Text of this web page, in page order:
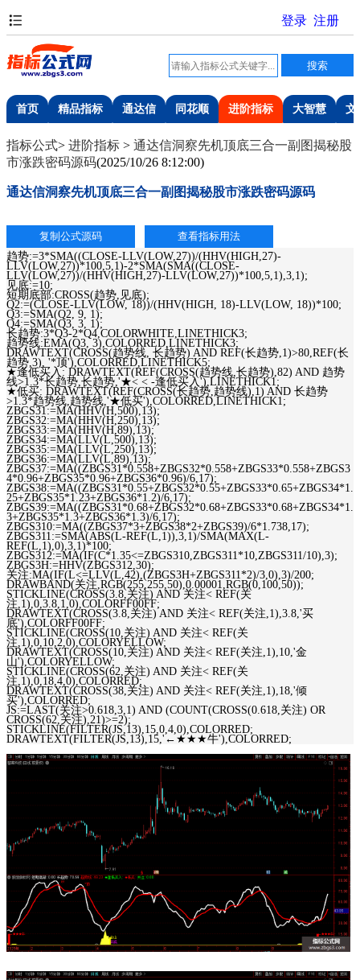
首页 精品指标 通达信 同花顺 进阶指标 大智慧 文
指标公式> 进阶指标 > 通达信洞察先机顶底三合一副图揭秘股
市涨跌密码源码(2025/10/26 8:12:00)
通达信洞察先机顶底三合一副图揭秘股市涨跌密码源码
趋势:=3*SMA((CLOSE-LLV(LOW,27))/(HHV(HIGH,27)-
LLV(LOW,27))*100,5,1)-2*SMA(SMA((CLOSE-
LLV(LOW,27))/(HHV(HIGH,27)-LLV(LOW,27))*100,5,1),3,1);
见底:=10;
短期底部:CROSS(趋势,见底);
Q2:=(CLOSE-LLV(LOW, 18))/(HHV(HIGH, 18)-LLV(LOW, 18))*100;
Q3:=SMA(Q2, 9, 1);
Q4:=SMA(Q3, 3, 1);
长趋势:3*Q3-2*Q4,COLORWHITE,LINETHICK3;
趋势线:EMA(Q3, 3),COLORRED,LINETHICK3;
DRAWTEXT(CROSS(趋势线, 长趋势) AND REF(长趋势,1)>80,REF(长
趋势,3), '*顶'),COLORRED,LINETHICK5;
★逢低买入: DRAWTEXT(REF(CROSS(趋势线,长趋势),82) AND 趋势
线>1.3*长趋势,长趋势,'★< < -逢低买入'),LINETHICK1;
★低买: DRAWTEXT(REF(CROSS(长趋势,趋势线),1) AND 长趋势
>1.3*趋势线,趋势线,'★低买'),COLORRED,LINETHICK1;
ZBGS31:=MA(HHV(H,500),13);
ZBGS32:=MA(HHV(H,250),13);
ZBGS33:=MA(HHV(H,89),13);
ZBGS34:=MA(LLV(L,500),13);
ZBGS35:=MA(LLV(L,250),13);
ZBGS36:=MA(LLV(L,89),13);
ZBGS37:=MA((ZBGS31*0.558+ZBGS32*0.558+ZBGS33*0.558+ZBGS3
4*0.96+ZBGS35*0.96+ZBGS36*0.96)/6,17);
ZBGS38:=MA((ZBGS31*0.55+ZBGS32*0.55+ZBGS33*0.65+ZBGS34*1.
25+ZBGS35*1.23+ZBGS36*1.2)/6,17);
ZBGS39:=MA((ZBGS31*0.68+ZBGS32*0.68+ZBGS33*0.68+ZBGS34*1.
3+ZBGS35*1.3+ZBGS36*1.3)/6,17);
ZBGS310:=MA((ZBGS37*3+ZBGS38*2+ZBGS39)/6*1.738,17);
ZBGS311:=SMA(ABS(L-REF(L,1)),3,1)/SMA(MAX(L-
REF(L,1),0),3,1)*100;
ZBGS312:=MA(IF(C*1.35<=ZBGS310,ZBGS311*10,ZBGS311/10),3);
ZBGS3H:=HHV(ZBGS312,30);
关注:MA(IF(L<=LLV(L,42),(ZBGS3H+ZBGS311*2)/3,0),3)/200;
DRAWBAND(关注,RGB(255,255,50),0.00001,RGB(0,100,50));
STICKLINE(CROSS(3.8,关注) AND 关注< REF(关
注,1),0,3.8,1,0),COLORFF00FF;
DRAWTEXT(CROSS(3.8,关注) AND 关注< REF(关注,1),3.8,'买
底'),COLORFF00FF;
STICKLINE(CROSS(10,关注) AND 关注< REF(关
注,1),0,10,2,0),COLORYELLOW;
DRAWTEXT(CROSS(10,关注) AND 关注< REF(关注,1),10,'金
山'),COLORYELLOW;
STICKLINE(CROSS(62,关注) AND 关注< REF(关
注,1),0,18,4,0),COLORRED;
DRAWTEXT(CROSS(38,关注) AND 关注< REF(关注,1),18,'倾
买'),COLORRED;
JS:=LAST(关注>0.618,3,1) AND (COUNT(CROSS(0.618,关注) OR
CROSS(62,关注),21)>=2);
STICKLINE(FILTER(JS,13),15,0,4,0),COLORRED;
DRAWTEXT(FILTER(JS,13),15,'←★★★牛'),COLORRED;